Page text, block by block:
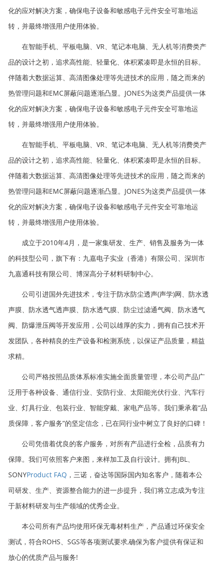
化的应对解决方案，确保电子设备和敏感电子元件安全可靠地运
转，并最终增强用户使用体验。
在智能手机、平板电脑、VR、笔记本电脑、无人机等消费类产
品的设计之初，追求高性能、轻量化、体积紧凑即是永恒的目标。
伴随着大数据运算、高清图像处理等先进技术的应用，随之而来的
热管理问题和EMC屏蔽问题逐渐凸显。JONES为这类产品提供一体
化的应对解决方案，确保电子设备和敏感电子元件安全可靠地运
转，并最终增强用户使用体验。
在智能手机、平板电脑、VR、笔记本电脑、无人机等消费类产
品的设计之初，追求高性能、轻量化、体积紧凑即是永恒的目标。
伴随着大数据运算、高清图像处理等先进技术的应用，随之而来的
热管理问题和EMC屏蔽问题逐渐凸显。JONES为这类产品提供一体
化的应对解决方案，确保电子设备和敏感电子元件安全可靠地运
转，并最终增强用户使用体验。
成立于2010年4月，是一家集研发、生产、销售及服务为一体
的科技型公司，旗下有：九嘉电子实业（香港）有限公司、深圳市
九嘉通科技有限公司、博深高分子材料研制中心。
公司引进国外先进技术，专注于防水防尘透声(声学)网、防水透
声膜、防水透气透声膜、防水透气膜、防尘过滤通气阀、防水透气
阀、防爆泄压阀等开发应用，公司以雄厚的实力，拥有自己技术开
发团队，各种精良的生产设备和检测系统，以保证产品质量，精益
求精。
公司严格按照品质体系标准实施全面质量管理，本公司产品广
泛用于各种设备、通信行业、安防行业、太阳能光伏行业、汽车行
业、灯具行业、包装行业、智能穿戴、家电产品等。我们秉承着“品
质保障，客户服务”的坚定信念，已在同行业中树立了良好的口碑！
公司凭借着优良的客户服务，对所有产品进行全检，品质有力
保障。我们可依照客户来图，来样加工及自行设计。拥有JBL、
SONYProduct FAQ ，三诺，奋达等国际国内知名客户，随着本公
司研发、生产、资源整合能力的进一步提升，我们将立志成为专注
于新材料研发与生产领域的优秀企业。
本公司所有产品均使用环保无毒材料生产，产品通过环保安全
测试，符合ROHS、SGS等各项测试要求,确保为客户提供有保证和
放心的优质产品与服务!